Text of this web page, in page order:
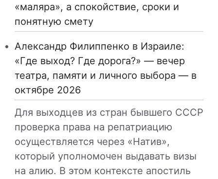
«маляра», а спокойствие, сроки и
понятную смету
Александр Филиппенко в Израиле:
«Где выход? Где дорога?» — вечер
театра, памяти и личного выбора — в
октябре 2026
Для выходцев из стран бывшего СССР
проверка права на репатриацию
осуществляется через «Натив»,
который уполномочен выдавать визы
на алию. В этом контексте апостиль